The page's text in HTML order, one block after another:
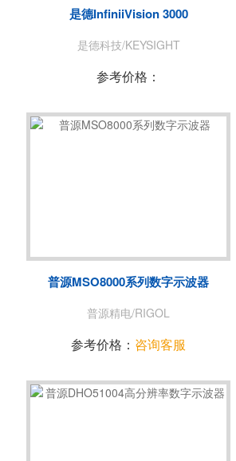
是德InfiniiVision 3000
是德科技/KEYSIGHT
参考价格：
普源MSO8000系列数字示波器
普源精电/RIGOL
参考价格： 咨询客服